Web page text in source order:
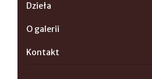
Dzieła
O galerii
Kontakt